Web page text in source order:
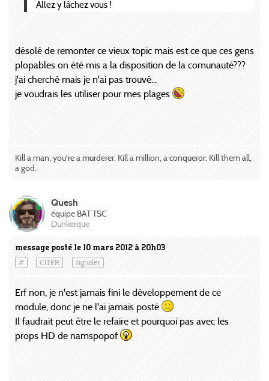
Allez y lâchez vous !
désolé de remonter ce vieux topic mais est ce que ces gens
plopables on été mis a la disposition de la comunauté???
j'ai cherché mais je n'ai pas trouvé...
je voudrais les utiliser pour mes plages
Kill a man, you're a murderer. Kill a million, a conqueror. Kill them all,
a god.
message posté le 10 mars 2012 à 20h03
# CITER signaler
Quesh
équipe BAT TSC
Dunkerque
Erf non, je n'est jamais fini le développement de ce
module, donc je ne l'ai jamais posté
Il faudrait peut être le refaire et pourquoi pas avec les
props HD de namspopof